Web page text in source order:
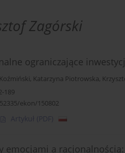
Zagórski
ograniczające
, Katarzyna Piotrowska,
189
ekon/150802
Artykuł (PDF)
emocjami a